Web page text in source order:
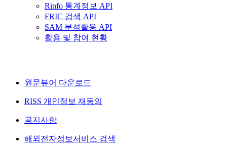
Rinfo 통계정보 API
FRIC 검색 API
SAM 분석활용 API
활용 및 참여 현황
원문뷰어 다운로드
RISS 개인정보 재동의
공지사항
해외전자정보서비스 검색